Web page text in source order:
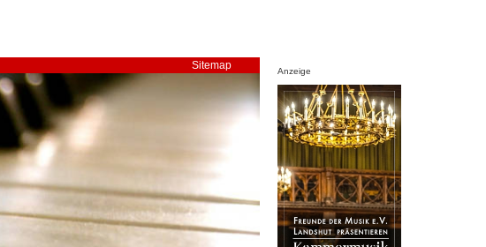
Sitemap Anzeige